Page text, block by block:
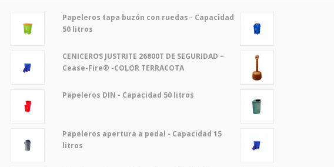
Papeleros tapa buzón con ruedas - Capacidad
50 litros
CENICEROS JUSTRITE 26800T DE SEGURIDAD –
Cease-Fire® -COLOR TERRACOTA
Papeleros DIN - Capacidad 50 litros
Papeleros apertura a pedal - Capacidad 15
litros